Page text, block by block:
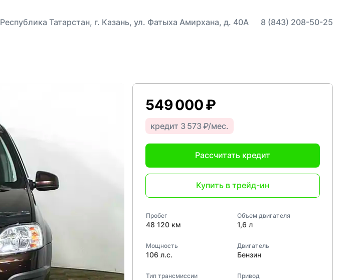
Республика Татарстан, г. Казань, ул. Фатыха Амирхана, д. 40А 8 (843) 208-50-25
549 000 ₽
кредит 3 573 ₽/мес.
Рассчитать кредит
Купить в трейд-ин
Пробег
48 120 км
Объем двигателя
1,6 л
Мощность
106 л.с.
Двигатель
Бензин
Тип трансмиссии Привод